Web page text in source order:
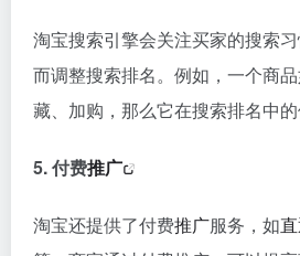
淘宝搜索引擎会关注买家的搜索
而调整搜索排名。例如，一个商
藏、加购，那么它在搜索排名中的
5. 付费推广
淘宝还提供了付费推广服务，如